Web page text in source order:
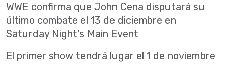
WWE confirma que John Cena disputará su
último combate el 13 de diciembre en
Saturday Night's Main Event
El primer show tendrá lugar el 1 de noviembre